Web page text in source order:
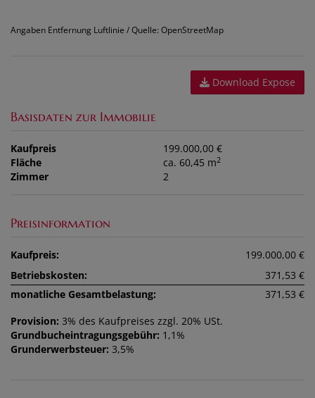
Angaben Entfernung Luftlinie / Quelle: OpenStreetMap
Download Expose
Basisdaten zur Immobilie
Kaufpreis
199.000,00 €
Fläche
ca. 60,45 m2
Zimmer 2
Preisinformation
Kaufpreis:
199.000,00 €
Betriebskosten:
371,53 €
monatliche Gesamtbelastung:
371,53 €
Provision: 3% des Kaufpreises zzgl. 20% USt.
Grundbucheintragungsgebühr: 1,1%
Grunderwerbsteuer: 3,5%